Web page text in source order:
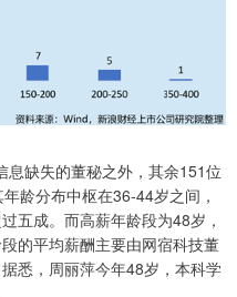
缺失的董秘之外，其余151位
龄分布中枢在36-44岁之间，
五成。而高薪年龄段为48岁，
的平均薪酬主要由网宿科技董
悉，周丽萍今年48岁，本科学